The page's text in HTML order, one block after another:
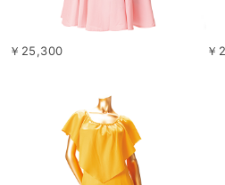
￥25,300 ￥